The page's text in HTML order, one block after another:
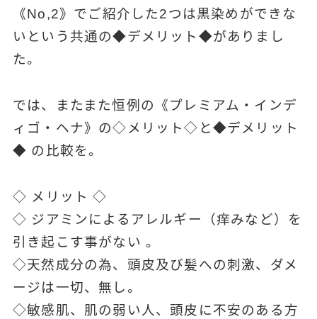
《No,2》でご紹介した2つは黒染めができな
いという共通の◆デメリット◆がありまし
た。
では、またまた恒例の《プレミアム・インデ
ィゴ・ヘナ》の◇メリット◇と◆デメリット
◆ の比較を。
◇ メリット ◇
◇ ジアミンによるアレルギー（痒みなど）を
引き起こす事がない 。
◇天然成分の為、頭皮及び髪への刺激、ダメ
ージは一切、無し。
◇敏感肌、肌の弱い人、頭皮に不安のある方